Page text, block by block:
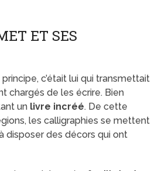
ET SES
c’était lui qui transmettait
chargés de les écrire. Bien
un livre incréé. De cette
les calligraphies se mettent
disposer des décors qui ont